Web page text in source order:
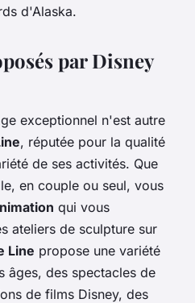
d'Alaska.
par Disney
exceptionnel n'est autre
, réputée pour la qualité
de ses activités. Que
en couple ou seul, vous
qui vous
ateliers de sculpture sur
Line propose une variété
âges, des spectacles de
de films Disney, des